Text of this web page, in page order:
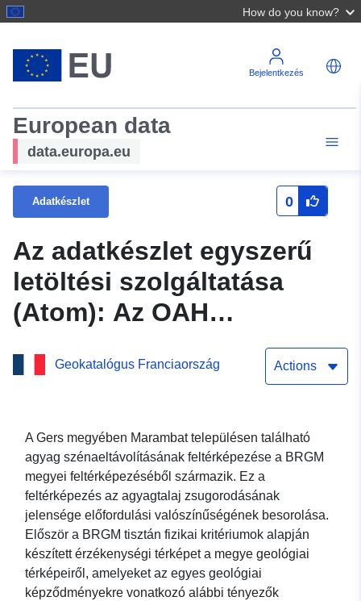
How do you know?
Bejelentkezés
European data
data.europa.eu
Adatkészlet 0
Az adatkészlet egyszerű
letöltési szolgáltatása
(Atom): Az OAH
agyageltávolításának
térképe Marambat (Gers)
Geokatalógus Franciaország Actions
A Gers megyében Marambat településen található
agyag szénaeltávolításának feltérképezése a BRGM
megyei feltérképezéséből származik. Ez a
feltérképezés az agyagtalaj zsugorodásának
jelensége előfordulási valószínűségének besorolása.
Először a BRGM tisztán fizikai kritériumok alapján
készített érzékenységi térképet a megye geológiai
térképeiről, amelyeket az egyes geológiai
képződményekre vonatkozó alábbi tényezők